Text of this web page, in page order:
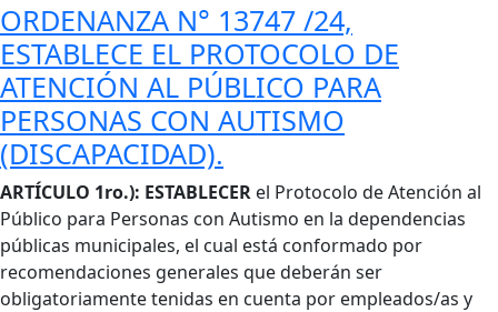
ORDENANZA N° 13747 /24,
ESTABLECE EL PROTOCOLO DE
ATENCIÓN AL PÚBLICO PARA
PERSONAS CON AUTISMO
(DISCAPACIDAD).
Cuerpo
ARTÍCULO 1ro.): ESTABLECER el Protocolo de Atención al
Público para Personas con Autismo en la dependencias
públicas municipales, el cual está conformado por
recomendaciones generales que deberán ser
obligatoriamente tenidas en cuenta por empleados/as y